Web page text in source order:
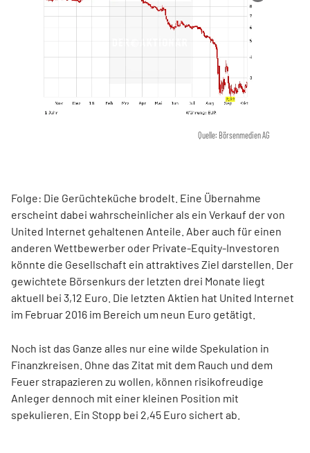
Quelle: Börsenmedien AG
Folge: Die Gerüchteküche brodelt. Eine Übernahme
erscheint dabei wahrscheinlicher als ein Verkauf der von
United Internet gehaltenen Anteile. Aber auch für einen
anderen Wettbewerber oder Private-Equity-Investoren
könnte die Gesellschaft ein attraktives Ziel darstellen. Der
gewichtete Börsenkurs der letzten drei Monate liegt
aktuell bei 3,12 Euro. Die letzten Aktien hat United Internet
im Februar 2016 im Bereich um neun Euro getätigt.
Noch ist das Ganze alles nur eine wilde Spekulation in
Finanzkreisen. Ohne das Zitat mit dem Rauch und dem
Feuer strapazieren zu wollen, können risikofreudige
Anleger dennoch mit einer kleinen Position mit
spekulieren. Ein Stopp bei 2,45 Euro sichert ab.